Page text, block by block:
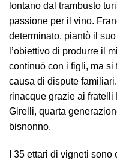
lontano dal trambusto
passione per il vino.
determinato, piantò il
l’obiettivo di produrre il
continuò con i figli, ma si
causa di dispute
rinacque grazie ai
Girelli, quarta
bisnonno.
I 35 ettari di vigneti